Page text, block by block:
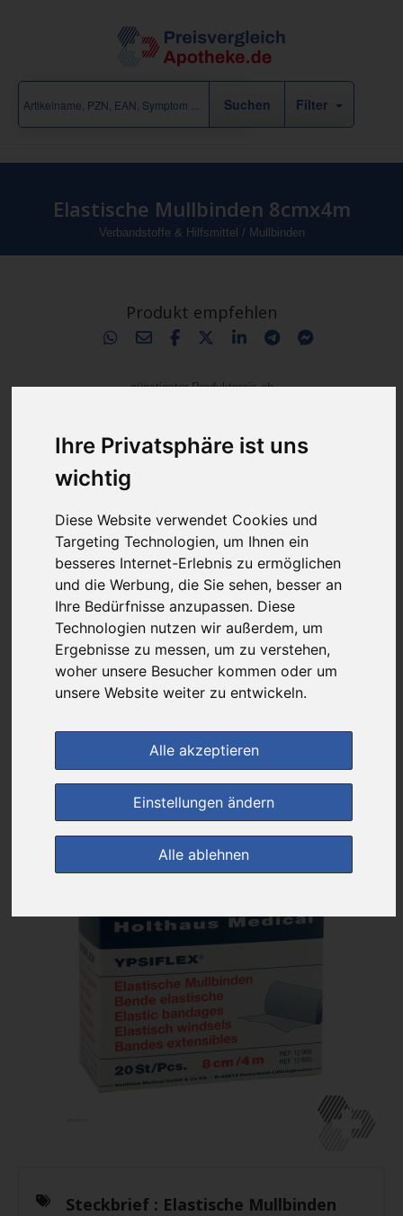
Ihre Privatsphäre ist uns
wichtig
Diese Website verwendet Cookies und
Targeting Technologien, um Ihnen ein
besseres Internet-Erlebnis zu ermöglichen
und die Werbung, die Sie sehen, besser an
Ihre Bedürfnisse anzupassen. Diese
Technologien nutzen wir außerdem, um
Ergebnisse zu messen, um zu verstehen,
woher unsere Besucher kommen oder um
unsere Website weiter zu entwickeln.
Alle akzeptieren
Einstellungen ändern
Alle ablehnen
Filter
Elastische Mullbinden 8cmx4m
Verbandstoffe & Hilfsmittel / Mullbinden
Produkt empfehlen
günstigster Produktpreis ab
7,95 €
kein Versand - nur Botenlieferung oder Selbstabholung
Ersparnis:54%oder 9,46 €
Preis pro 1 ST / 0,40 €
Daten vom 07.08.2026 21:11 Uhr
(0) Jetzt bewerten!
im Shop bestellen
zur Einkaufsliste
Steckbrief : Elastische Mullbinden